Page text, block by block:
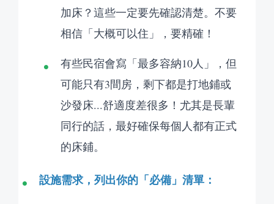
加床？這些一定要先確認清楚。不要
相信「大概可以住」，要精確！
有些民宿會寫「最多容納10人」，但
可能只有3間房，剩下都是打地鋪或
沙發床...舒適度差很多！尤其是長輩
同行的話，最好確保每個人都有正式
的床鋪。
設施需求，列出你的「必備」清單：